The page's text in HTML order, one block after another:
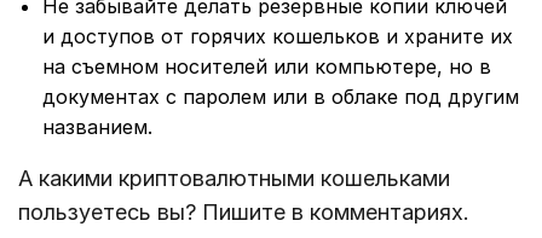
Не забывайте делать резервные копии ключей
и доступов от горячих кошельков и храните их
на съемном носителей или компьютере, но в
документах с паролем или в облаке под другим
названием.
А какими криптовалютными кошельками
пользуетесь вы? Пишите в комментариях.